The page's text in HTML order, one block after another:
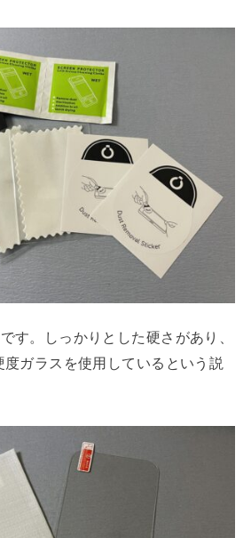
す。しっかりとした硬さがあり、
ガラスを使用しているという説